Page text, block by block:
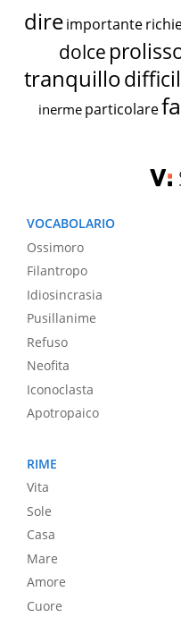
dire importante
dolce
tranquillo
inerme particolare
VOCABOLARIO
Ossimoro
Filantropo
Idiosincrasia
Pusillanime
Refuso
Neofita
Iconoclasta
Apotropaico
RIME
Vita
Sole
Casa
Mare
Amore
Cuore